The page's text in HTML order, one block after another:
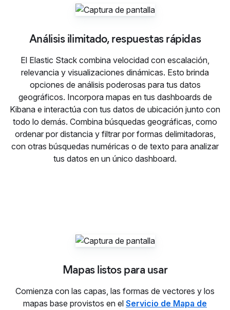
Análisis ilimitado, respuestas rápidas
El Elastic Stack combina velocidad con escalación,
relevancia y visualizaciones dinámicas. Esto brinda
opciones de análisis poderosas para tus datos
geográficos. Incorpora mapas en tus dashboards de
Kibana e interactúa con tus datos de ubicación junto con
todo lo demás. Combina búsquedas geográficas, como
ordenar por distancia y filtrar por formas delimitadoras,
con otras búsquedas numéricas o de texto para analizar
tus datos en un único dashboard.
Mapas listos para usar
Comienza con las capas, las formas de vectores y los
mapas base provistos en el Servicio de Mapa de